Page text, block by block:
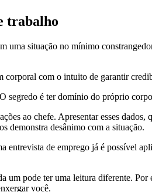
trabalho
situação no mínimo
com o intuito de garantir
segredo é ter domínio do próprio
ao chefe. Apresentar esses
demonstra desânimo com a situação.
de emprego já é possível
um pode ter uma leitura diferente.
você.